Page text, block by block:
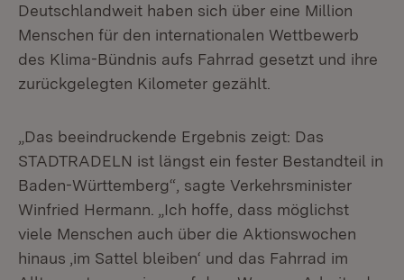
Deutschlandweit haben sich über eine Million
Menschen für den inter­na­ti­o­nalen Wett­be­werb
des Klima-Bünd­nis aufs Fahrrad gesetzt und ihre
zurückgelegten Kilometer gezählt.
„Das beeindruckende Ergebnis zeigt: Das
STADTRADELN ist längst ein fester Bestandteil in
Baden-Württemberg“, sagte Verkehrsminister
Winfried Hermann. „Ich hoffe, dass möglichst
viele Menschen auch über die Aktionswochen
hinaus ‚im Sattel bleiben‘ und das Fahrrad im